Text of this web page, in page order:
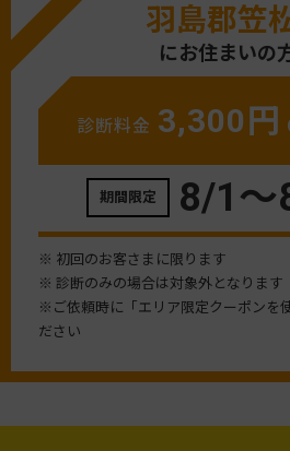
羽島郡笠
にお住まいの
診断料金 3,300円
期間限定 8/1〜
※ 初回のお客さまに限ります
※ 診断のみの場合は対象外となります
※ご依頼時に「エリア限定クーポンを
ださい